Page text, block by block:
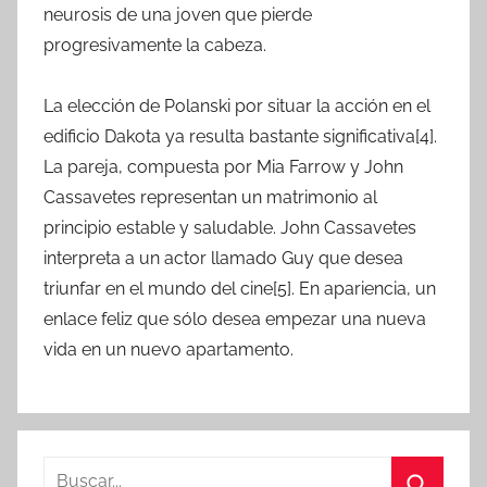
neurosis de una joven que pierde
progresivamente la cabeza.
La elección de Polanski por situar la acción en el
edificio Dakota ya resulta bastante significativa[4].
La pareja, compuesta por Mia Farrow y John
Cassavetes representan un matrimonio al
principio estable y saludable. John Cassavetes
interpreta a un actor llamado Guy que desea
triunfar en el mundo del cine[5]. En apariencia, un
enlace feliz que sólo desea empezar una nueva
vida en un nuevo apartamento.